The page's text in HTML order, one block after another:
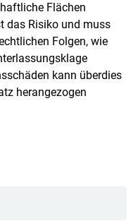
Flächen
das Risiko und muss
Folgen, wie
kann überdies
herangezogen